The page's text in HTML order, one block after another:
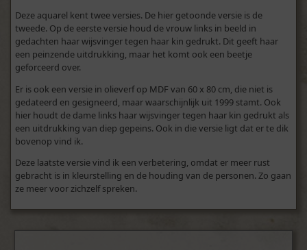
Deze aquarel kent twee versies. De hier getoonde versie is de
tweede. Op de eerste versie houd de vrouw links in beeld in
gedachten haar wijsvinger tegen haar kin gedrukt. Dit geeft haar
een peinzende uitdrukking, maar het komt ook een beetje
geforceerd over.
Er is ook een versie in olieverf op MDF van 60 x 80 cm, die niet is
gedateerd en gesigneerd, maar waarschijnlijk uit 1999 stamt. Ook
hier houdt de dame links haar wijsvinger tegen haar kin gedrukt als
een uitdrukking van diep gepeins. Ook in die versie ligt dat er te dik
bovenop vind ik.
Deze laatste versie vind ik een verbetering, omdat er meer rust
gebracht is in kleurstelling en de houding van de personen. Zo gaan
ze meer voor zichzelf spreken.